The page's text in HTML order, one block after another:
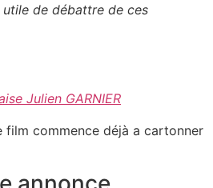
utile de débattre de ces
Julien GARNIER
film commence déjà a cartonner